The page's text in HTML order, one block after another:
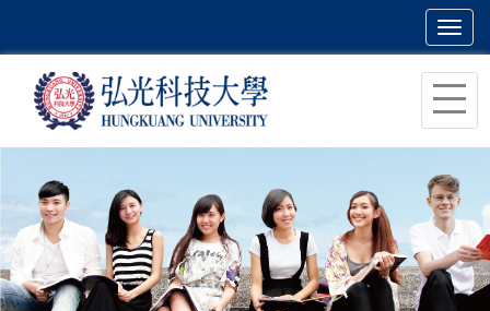
主
容
區
塊